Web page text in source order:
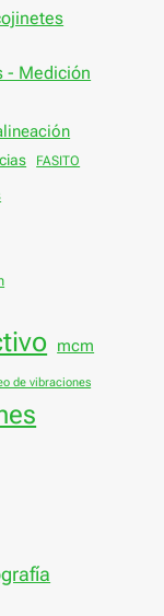
- Medición
FASITO
mcm
de vibraciones